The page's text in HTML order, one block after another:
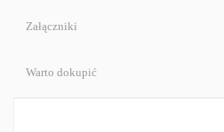
Załączniki
Warto dokupić